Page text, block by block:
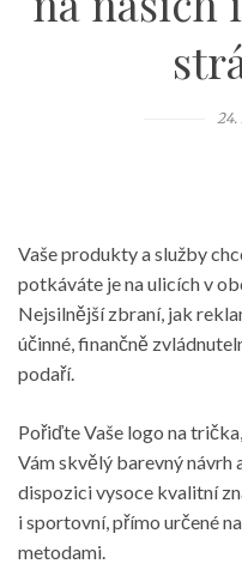
24.
Vaše produkty a služby
potkáváte je na ulicích v
Nejsilnější zbraní, jak
účinné, finančně
podaří.
Pořiďte Vaše logo na
Vám skvělý barevný návrh
dispozici vysoce kvalitní
i sportovní, přímo určené na
metodami.